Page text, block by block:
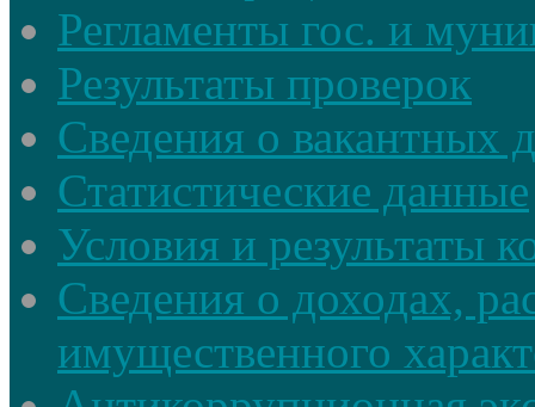
Регламенты гос. и
Результаты проверок
Сведения о вакантных
Статистические данные
Условия и результаты
Сведения о доходах,
имущественного